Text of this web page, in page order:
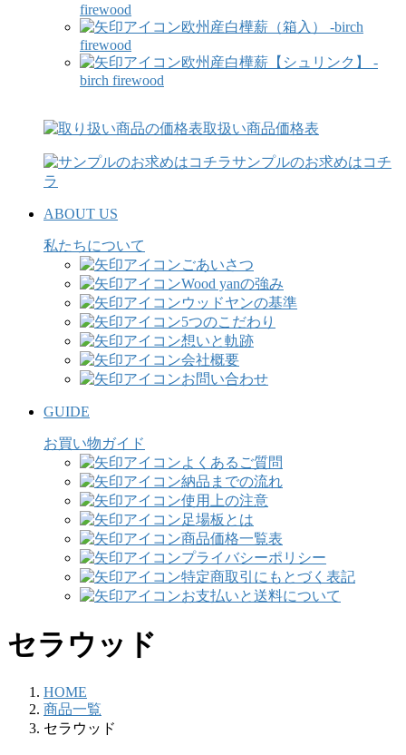
firewood
欧州産白樺薪（箱入） -birch
firewood
欧州産白樺薪【シュリンク】 -
birch firewood
取扱い商品価格表
サンプルのお求めはコチ
ラ
ABOUT US
私たちについて
ごあいさつ
Wood yanの強み
ウッドヤンの基準
5つのこだわり
想いと軌跡
会社概要
お問い合わせ
GUIDE
お買い物ガイド
よくあるご質問
納品までの流れ
使用上の注意
足場板とは
商品価格一覧表
プライバシーポリシー
特定商取引にもとづく表記
お支払いと送料について
セラウッド
HOME
商品一覧
セラウッド